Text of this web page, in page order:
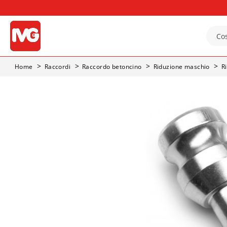
Home Raccordi Raccordo betoncino Riduzione maschio